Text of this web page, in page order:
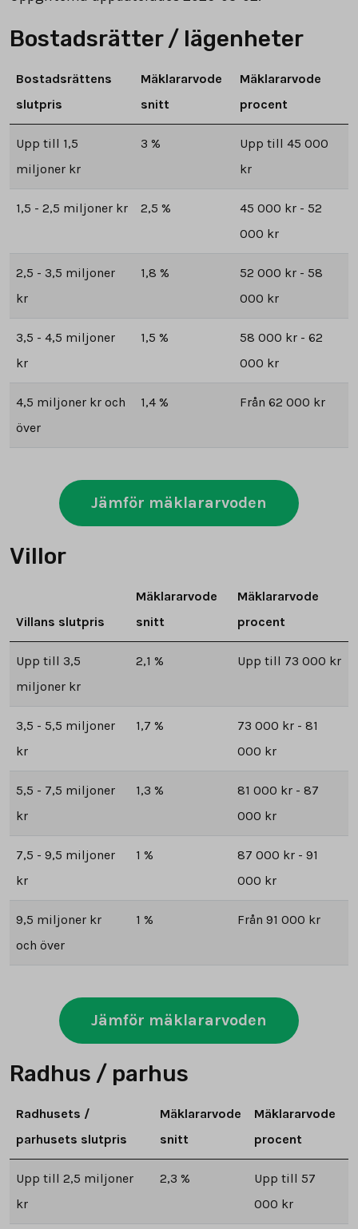
Bostadsrätter / lägenheter
Bostadsrättens
slutpris
Mäklararvode
snitt
Mäklararvode
procent
Upp till 1,5
miljoner kr
3 %
Upp till 45 000
kr
1,5 - 2,5 miljoner kr 2,5 %
45 000 kr - 52
000 kr
2,5 - 3,5 miljoner
kr
1,8 %
52 000 kr - 58
000 kr
3,5 - 4,5 miljoner
kr
1,5 %
58 000 kr - 62
000 kr
4,5 miljoner kr och
över
1,4 % Från 62 000 kr
Jämför mäklararvoden
Villor
Villans slutpris
Mäklararvode
snitt
Mäklararvode
procent
Upp till 3,5
miljoner kr
2,1 % Upp till 73 000 kr
3,5 - 5,5 miljoner
kr
1,7 %
73 000 kr - 81
000 kr
5,5 - 7,5 miljoner
kr
1,3 %
81 000 kr - 87
000 kr
7,5 - 9,5 miljoner
kr
1 %
87 000 kr - 91
000 kr
9,5 miljoner kr
och över
1 % Från 91 000 kr
Jämför mäklararvoden
Radhus / parhus
Radhusets /
parhusets slutpris
Mäklararvode
snitt
Mäklararvode
procent
Upp till 2,5 miljoner
kr
2,3 %
Upp till 57
000 kr